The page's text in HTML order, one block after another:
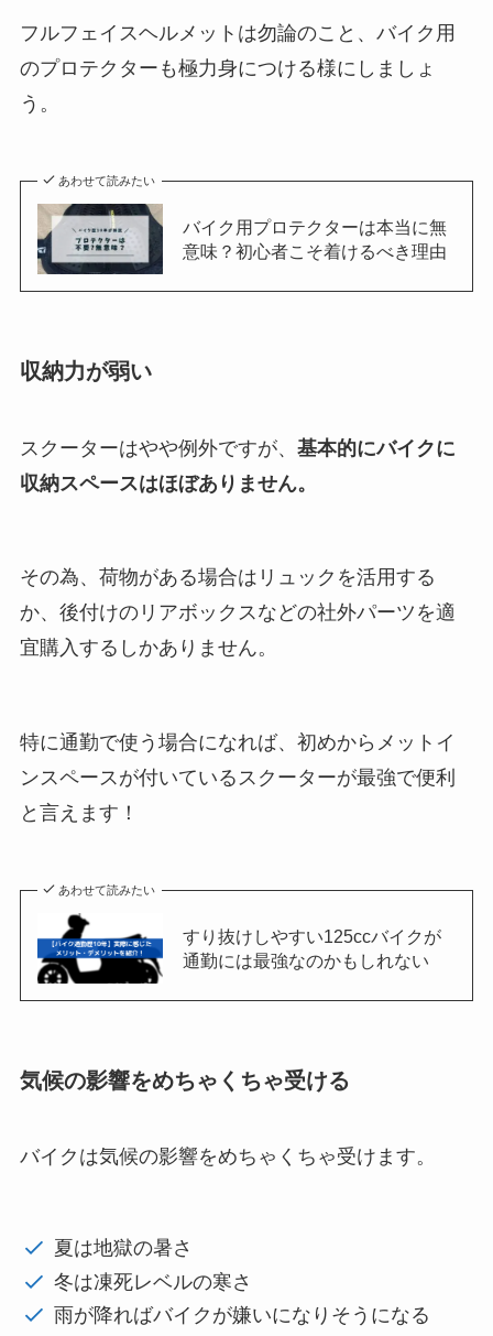
フルフェイスヘルメットは勿論のこと、バイク用
のプロテクターも極力身につける様にしましょ
う。
あわせて読みたい
バイク用プロテクターは本当に無
意味？初心者こそ着けるべき理由
収納力が弱い
スクーターはやや例外ですが、 基本的にバイクに
収納スペースはほぼありません。
その為、荷物がある場合はリュックを活用する
か、後付けのリアボックスなどの社外パーツを適
宜購入するしかありません。
特に通勤で使う場合になれば、初めからメットイ
ンスペースが付いているスクーターが最強で便利
と言えます！
あわせて読みたい
すり抜けしやすい125ccバイクが
通勤には最強なのかもしれない
気候の影響をめちゃくちゃ受ける
バイクは気候の影響をめちゃくちゃ受けます。
夏は地獄の暑さ
冬は凍死レベルの寒さ
雨が降ればバイクが嫌いになりそうになる